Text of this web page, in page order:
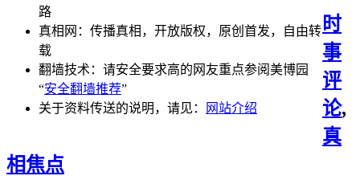
路
真相网：传播真相，开放版权，原创首发，自由转
载
翻墙技术：请安全要求高的网友重点参阅美博园
“安全翻墙推荐”
关于资料传送的说明，请见：
网站介绍
时
事
评
论,
真
相焦点